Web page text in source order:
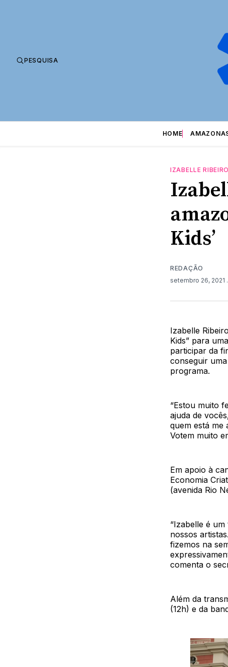
PESQUISA
HOME
IZABELLE RIBEIRO
Kids’
REDAÇÃO
setembro 26, 2021
Izabelle
Kids” para
participar da
conseguir
programa.
“Estou muito
ajuda de
quem está me
Votem muito
Em apoio à
Economia
(avenida Rio
“Izabelle é
nossos
fizemos na
comenta o
Além da
(12h) e da